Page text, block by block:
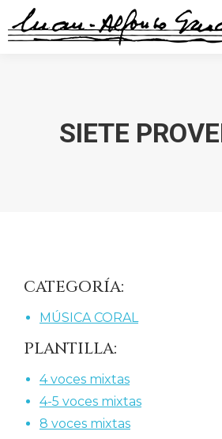
SIETE
CATEGORÍA:
MÚSICA CORAL
PLANTILLA:
4 voces mixtas
4-5 voces mixtas
8 voces mixtas